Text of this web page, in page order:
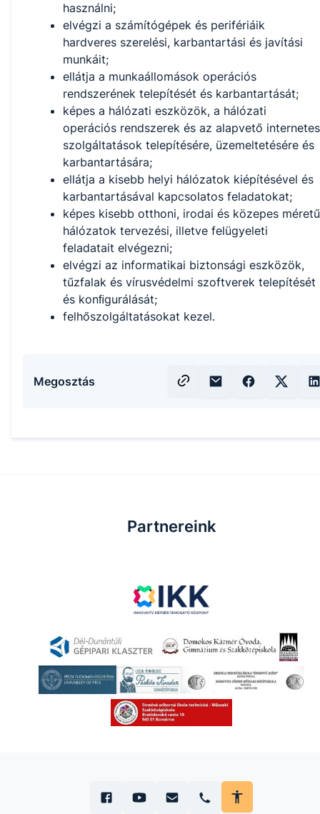
használni;
elvégzi a számítógépek és perifériáik
hardveres szerelési, karbantartási és javítási
munkáit;
ellátja a munkaállomások operációs
rendszerének telepítését és karbantartását;
képes a hálózati eszközök, a hálózati
operációs rendszerek és az alapvető internetes
szolgáltatások telepítésére, üzemeltetésére és
karbantartására;
ellátja a kisebb helyi hálózatok kiépítésével és
karbantartásával kapcsolatos feladatokat;
képes kisebb otthoni, irodai és közepes méretű
hálózatok tervezési, illetve felügyeleti
feladatait elvégezni;
elvégzi az informatikai biztonsági eszközök,
tűzfalak és vírusvédelmi szoftverek telepítését
és konﬁgurálását;
felhőszolgáltatásokat kezel.
Megosztás
Partnereink